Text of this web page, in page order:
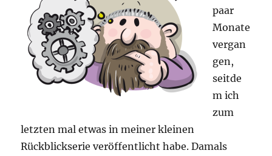
paar
Monate
vergan
gen,
seitde
m ich
zum
letzten mal etwas in meiner kleinen
Rückblickserie veröffentlicht habe. Damals